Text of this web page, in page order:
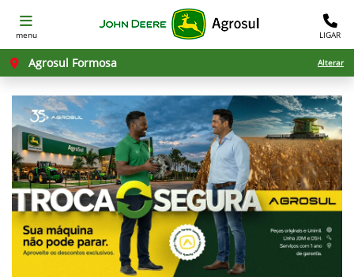
menu LIGAR
Agrosul Formosa Alterar